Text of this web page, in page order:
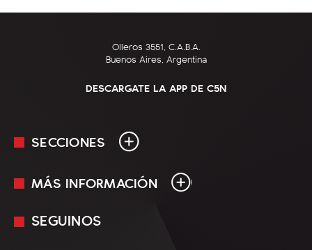
Olleros 3551, C.A.B.A.
Buenos Aires, Argentina
DESCARGATE LA APP DE C5N
SECCIONES
En Vivo
MÁS INFORMACIÓN
Mediakit
SEGUINOS